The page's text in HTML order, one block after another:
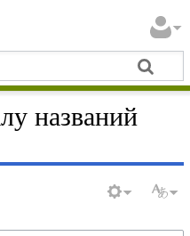
названий